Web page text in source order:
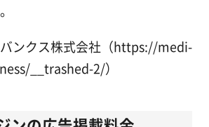
ンクス株式会社（https://medi-
__trashed-2/）